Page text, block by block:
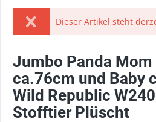
Dieser Artikel steht
Jumbo Panda Mom
ca.76cm und Baby
Wild Republic
Stofftier Plüscht